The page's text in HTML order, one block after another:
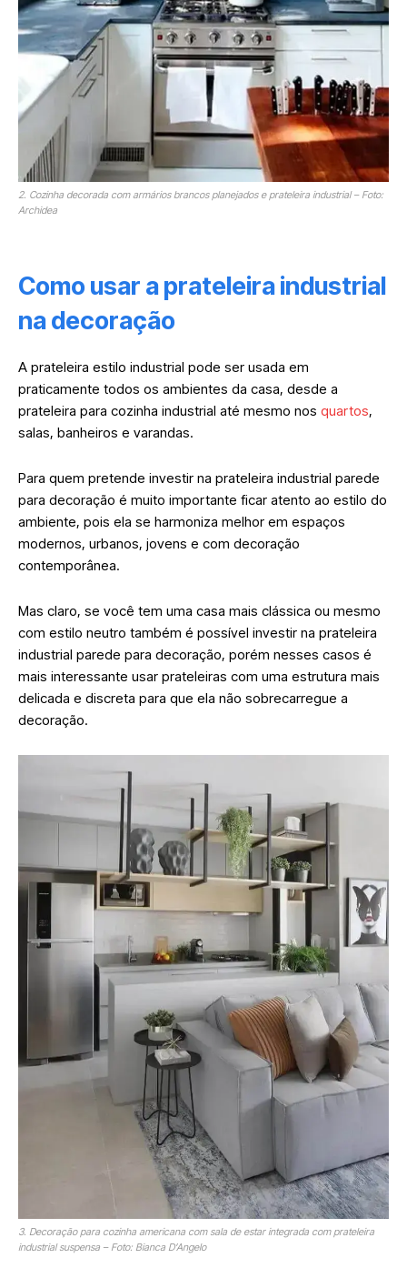
2. Cozinha decorada com armários brancos planejados e prateleira industrial – Foto:
Archidea
Como usar a prateleira industrial
na decoração
A prateleira estilo industrial pode ser usada em
praticamente todos os ambientes da casa, desde a
prateleira para cozinha industrial até mesmo nos quartos,
salas, banheiros e varandas.
Para quem pretende investir na prateleira industrial parede
para decoração é muito importante ficar atento ao estilo do
ambiente, pois ela se harmoniza melhor em espaços
modernos, urbanos, jovens e com decoração
contemporânea.
Mas claro, se você tem uma casa mais clássica ou mesmo
com estilo neutro também é possível investir na prateleira
industrial parede para decoração, porém nesses casos é
mais interessante usar prateleiras com uma estrutura mais
delicada e discreta para que ela não sobrecarregue a
decoração.
3. Decoração para cozinha americana com sala de estar integrada com prateleira
industrial suspensa – Foto: Bianca D’Angelo